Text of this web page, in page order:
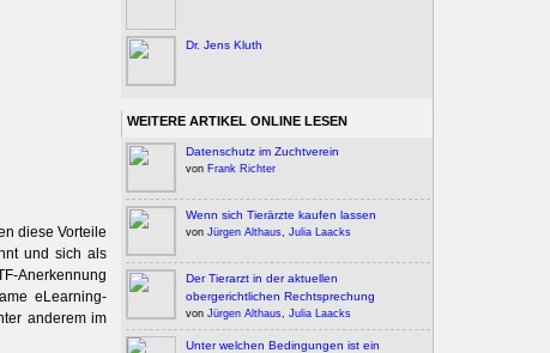
diese Vorteile
und sich als
Anerkennung
eLearning-
anderem im
Dr. Jens Kluth
WEITERE ARTIKEL ONLINE LESEN
Datenschutz im Zuchtverein
von Frank Richter
Wenn sich Tierärzte kaufen lassen
von Jürgen Althaus, Julia Laacks
Der Tierarzt in der aktuellen
obergerichtlichen Rechtsprechung
von Jürgen Althaus, Julia Laacks
Unter welchen Bedingungen ist ein